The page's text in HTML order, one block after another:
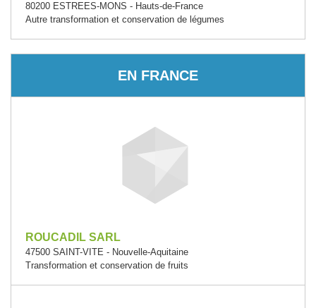
80200 ESTREES-MONS - Hauts-de-France
Autre transformation et conservation de légumes
EN FRANCE
ROUCADIL SARL
47500 SAINT-VITE - Nouvelle-Aquitaine
Transformation et conservation de fruits